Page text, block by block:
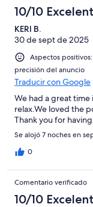
10/10
KERI B.
30 de sept de 2025
Aspectos
precisión del anuncio
Traducir con Google
We had a great time
relax.We loved the
Thank you for
Se alojó 7 noches en
0
Comentario verificado
10/10